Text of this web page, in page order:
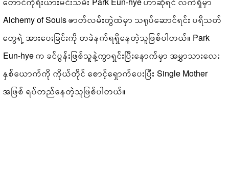
Alchemy of Souls ဇာတ်လမ်းတွဲထဲမှာ သရုပ်ဆောင်ရင်း ပရိသတ်
တွေရဲ့ အားပေးခြင်းကို တခဲနက်ရရှိနေတဲ့သူဖြစ်ပါတယ်။ Park
Eun-hye က ခင်ပွန်းဖြစ်သူနဲ့ကွာရှင်းပြီးနောက်မှာ အမွှာသားလေး
နှစ်ယောက်ကို ကိုယ်တိုင် စောင့်ရှောက်ပေးပြီး Single Mother
အဖြစ် ရပ်တည်နေတဲ့သူဖြစ်ပါတယ်။